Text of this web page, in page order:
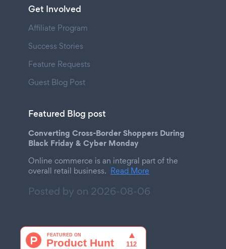
Get Involved
Affiliate Program
Success Stories
Feature Requests
Guest Blog Post
Featured Blog post
Converting Cross-Border Shoppers During
Black Friday & Cyber Monday
Online commerce is an integral part of the
overall retail business. Read More
Posted by on 2026-08-06